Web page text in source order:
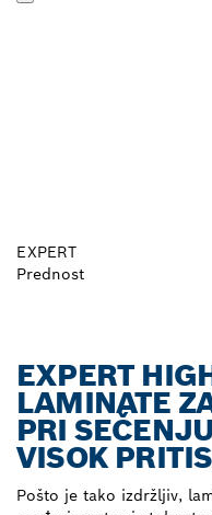
EXPERT
Prednost
EXPERT
LAMINATE
PRI
VISOK
Pošto je tako izdržljiv,